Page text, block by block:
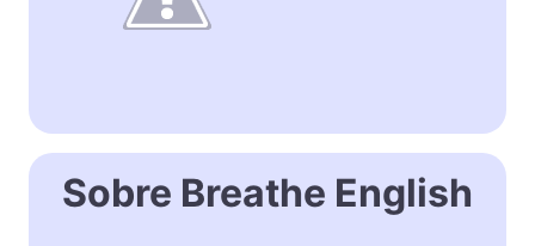
Sobre Breathe English